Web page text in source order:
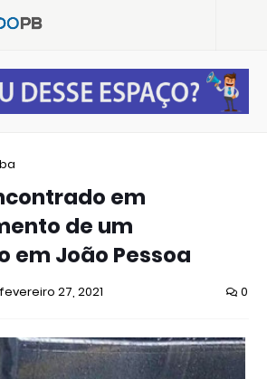
em
de um
em João Pessoa
fevereiro 27, 2021 0